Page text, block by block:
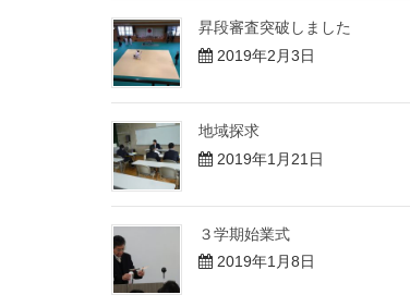
昇段審査突破しました
2019年2月3日
地域探求
2019年1月21日
３学期始業式
2019年1月8日